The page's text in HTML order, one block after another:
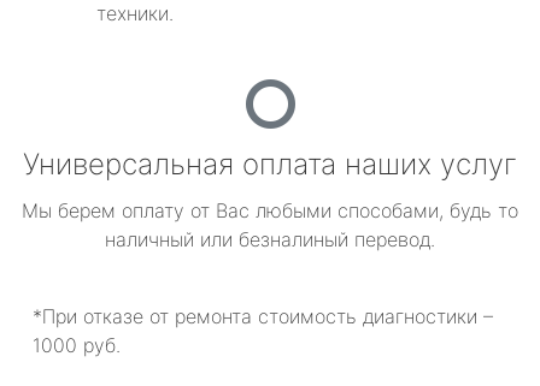
техники.
Универсальная оплата наших услуг
Мы берем оплату от Вас любыми способами, будь то
наличный или безналиный перевод.
*При отказе от ремонта стоимость диагностики –
1000 руб.